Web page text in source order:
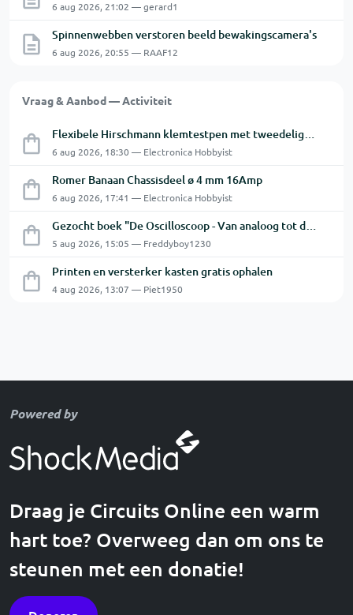
6 aug 2026, 21:02 — gerard1
Spinnenwebben verstoren beeld bewakingscamera's
6 aug 2026, 20:55 — RAAF12
Vraag & Aanbod — Activiteit
Flexibele Hirschmann klemtestpen met tweedelige klem.
6 aug 2026, 18:30 — Electronica Hobbyist
Romer Banaan Chassisdeel ø 4 mm 16Amp
6 aug 2026, 17:41 — Electronica Hobbyist
Gezocht boek "De Oscilloscoop - Van analoog tot digitaal"
5 aug 2026, 15:05 — Freddyboy1230
Printen en versterker kasten gratis ophalen
4 aug 2026, 13:07 — Piet1950
Powered by
Draag je Circuits Online een warm
hart toe? Overweeg dan om ons te
steunen met een donatie!